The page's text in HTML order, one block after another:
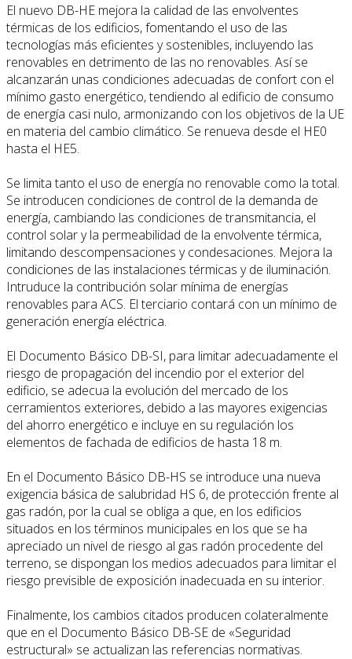
El nuevo DB-HE mejora la calidad de las envolventes
térmicas de los edificios, fomentando el uso de las
tecnologías más eficientes y sostenibles, incluyendo las
renovables en detrimento de las no renovables. Así se
alcanzarán unas condiciones adecuadas de confort con el
mínimo gasto energético, tendiendo al edificio de consumo
de energía casi nulo, armonizando con los objetivos de la UE
en materia del cambio climático. Se renueva desde el HE0
hasta el HE5.
Se limita tanto el uso de energía no renovable como la total.
Se introducen condiciones de control de la demanda de
energía, cambiando las condiciones de transmitancia, el
control solar y la permeabilidad de la envolvente térmica,
limitando descompensaciones y condesaciones. Mejora la
condiciones de las instalaciones térmicas y de iluminación.
Intruduce la contribución solar mínima de energías
renovables para ACS. El terciario contará con un mínimo de
generación energía eléctrica.
El Documento Básico DB-SI, para limitar adecuadamente el
riesgo de propagación del incendio por el exterior del
edificio, se adecua la evolución del mercado de los
cerramientos exteriores, debido a las mayores exigencias
del ahorro energético e incluye en su regulación los
elementos de fachada de edificios de hasta 18 m.
En el Documento Básico DB-HS se introduce una nueva
exigencia básica de salubridad HS 6, de protección frente al
gas radón, por la cual se obliga a que, en los edificios
situados en los términos municipales en los que se ha
apreciado un nivel de riesgo al gas radón procedente del
terreno, se dispongan los medios adecuados para limitar el
riesgo previsible de exposición inadecuada en su interior.
Finalmente, los cambios citados producen colateralmente
que en el Documento Básico DB-SE de «Seguridad
estructural» se actualizan las referencias normativas.